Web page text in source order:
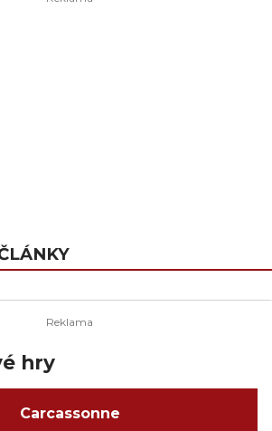
hry
Carcassonne